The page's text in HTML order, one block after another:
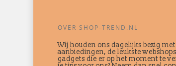
OVER SHOP-TREND.NL
Wij houden ons dagelijks bezig
aanbiedingen, de leukste
gadgets die er op het moment te